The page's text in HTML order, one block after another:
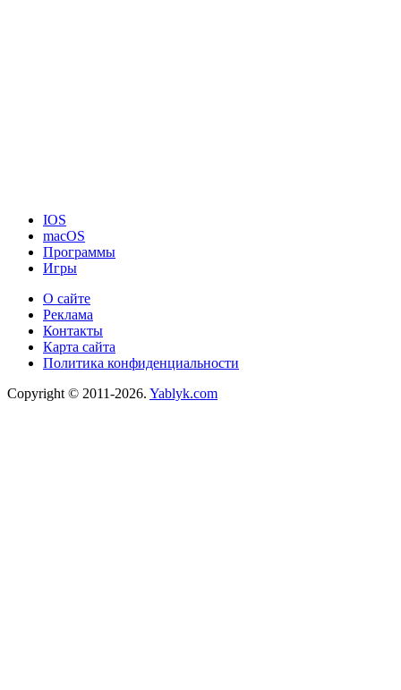
IOS
macOS
Программы
Игры
О сайте
Реклама
Контакты
Карта сайта
Политика конфиденциальности
Copyright © 2011-2026. Yablyk.сom